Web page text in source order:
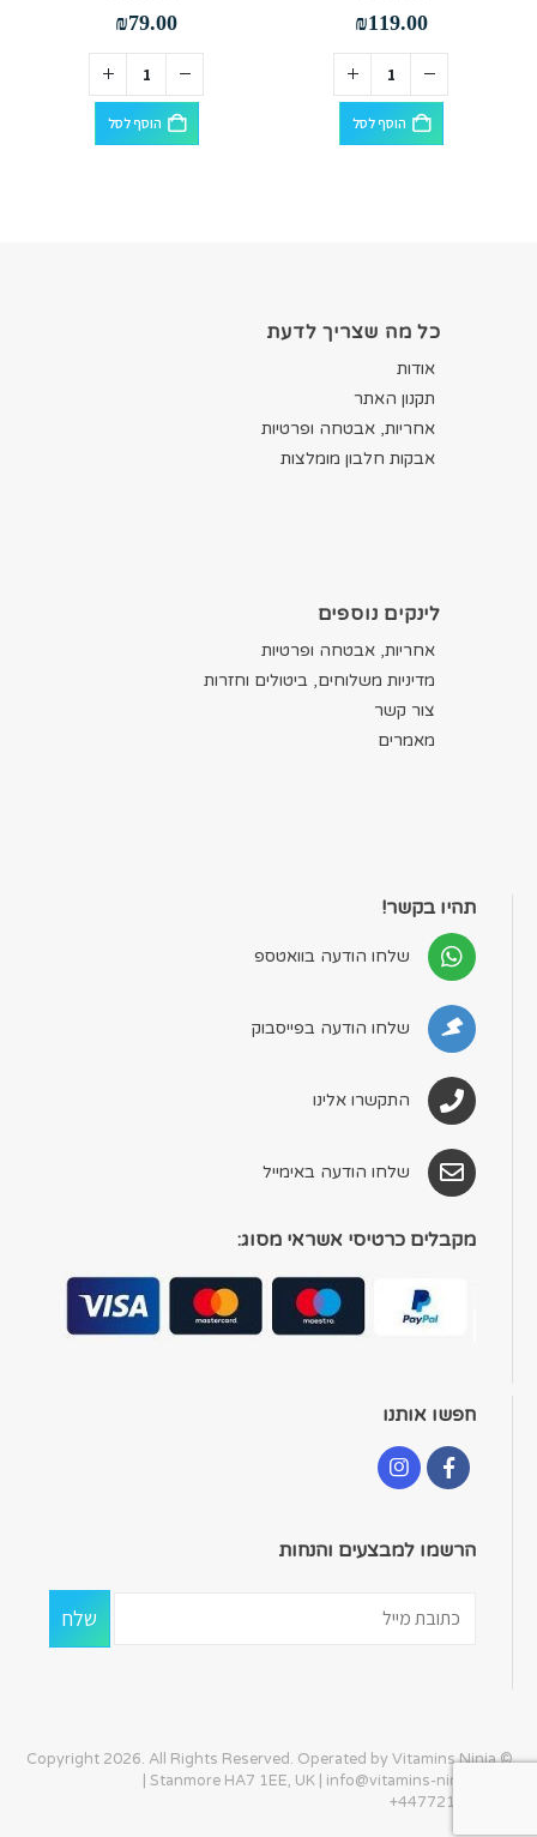
₪119.00
הוסף לסל
₪79.00
הוסף לסל
כל מה שצריך לדעת
אודות
תקנון האתר
אחריות, אבטחה ופרטיות
אבקות חלבון מומלצות
לינקים נוספים
אחריות, אבטחה ופרטיות
מדיניות משלוחים, ביטולים וחזרות
צור קשר
מאמרים
תהיו בקשר!
שלחו הודעה בוואטספ
שלחו הודעה בפייסבוק
התקשרו אלינו
שלחו הודעה באימייל
מקבלים כרטיסי אשראי מסוג:
חפשו אותנו
הרשמו למבצעים והנחות
© Copyright 2026. All Rights Reserved. Operated by Vitamins Ninja
| Stanmore HA7 1EE, UK | info@vitamins-ninja.com
+447721405586